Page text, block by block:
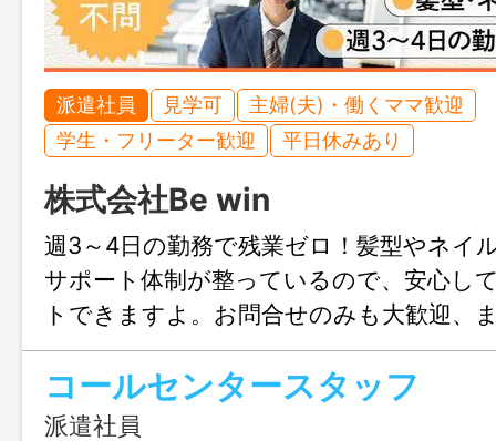
派遣社員 見学可
主婦(夫)・働くママ歓迎
学生・フリーター歓迎
平日休みあり
株式会社Be win
週3～4日の勤務で残業ゼロ！髪型やネイ
サポート体制が整っているので、安心し
トできますよ。お問合せのみも大歓迎、
福岡までお気軽にご連絡ください。
コールセンタースタッフ
派遣社員